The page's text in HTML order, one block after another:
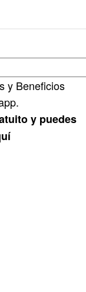
y Beneficios
y puedes